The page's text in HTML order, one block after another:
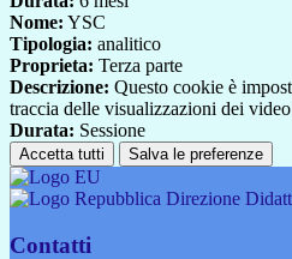
Nome: YSC
Tipologia: analitico
Proprieta: Terza parte
Descrizione: Questo cookie è
traccia delle visualizzazioni dei
Durata: Sessione
Accetta tutti Salva le preferenze
Direzione
Contatti